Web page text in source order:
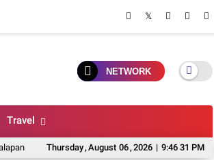
NETWORK
Travel
Thursday,August 06,2026 | 9:46 32 PM
Dengan Menu Beragam, Pilihan Tepat Saat Lapar